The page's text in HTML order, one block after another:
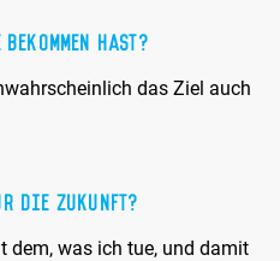
hast?
das Ziel auch
die Zukunft?
dem, was ich tue, und damit